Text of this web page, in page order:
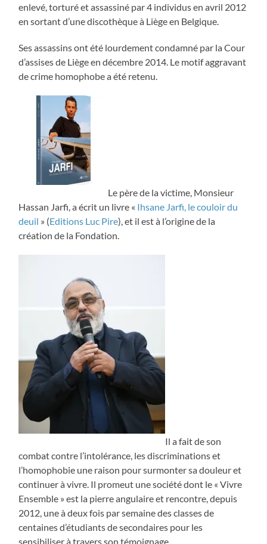
enlevé, torturé et assassiné par 4 individus en avril 2012
en sortant d’une discothèque à Liège en Belgique.
Ses assassins ont été lourdement condamné par la Cour
d’assises de Liège en décembre 2014. Le motif aggravant
de crime homophobe a été retenu.
Le père de la victime, Monsieur
Hassan Jarfi, a écrit un livre « Ihsane Jarfi, le couloir du
deuil » (Editions Luc Pire), et il est à l’origine de la
création de la Fondation.
Il a fait de son
combat contre l’intolérance, les discriminations et
l’homophobie une raison pour surmonter sa douleur et
continuer à vivre. Il promeut une société dont le « Vivre
Ensemble » est la pierre angulaire et rencontre, depuis
2012, une à deux fois par semaine des classes de
centaines d’étudiants de secondaires pour les
sensibiliser à travers son témoignage.